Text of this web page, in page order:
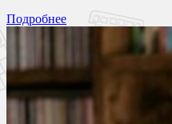
Подробнее